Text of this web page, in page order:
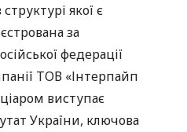
якої є
за
федерації
ТОВ «Інтерпайп
виступає
України, ключова